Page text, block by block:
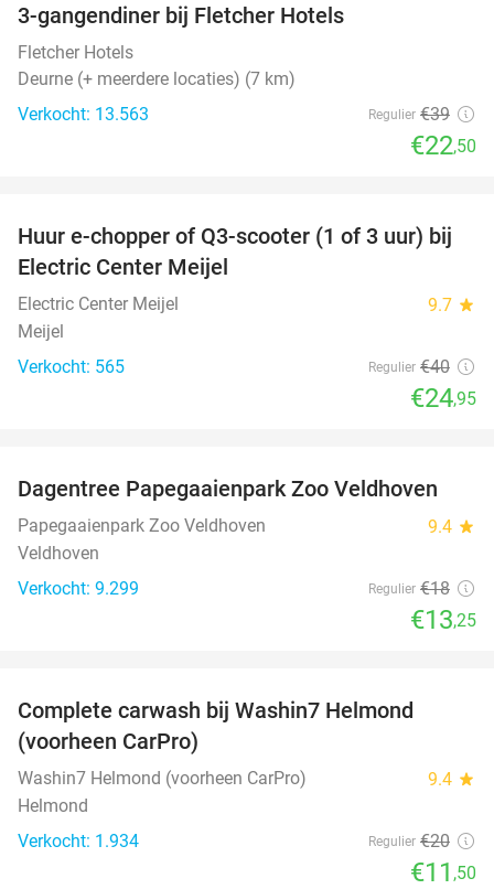
3-gangendiner bij Fletcher Hotels
Fletcher Hotels
Deurne (+ meerdere locaties) (7 km)
Verkocht: 13.563
Regulier €39
€22,50
38%
Huur e-chopper of Q3-scooter (1 of 3 uur) bij
Electric Center Meijel
Electric Center Meijel 9.7 star
Meijel
Verkocht: 565
Regulier €40
€24,95
26%
Dagentree Papegaaienpark Zoo Veldhoven
Papegaaienpark Zoo Veldhoven 9.4 star
Veldhoven
Verkocht: 9.299
Regulier €18
€13,25
Complete carwash bij Washin7 Helmond
(voorheen CarPro)
Washin7 Helmond (voorheen CarPro) 9.4 star
Helmond
Verkocht: 1.934
Regulier €20
€11 ,50